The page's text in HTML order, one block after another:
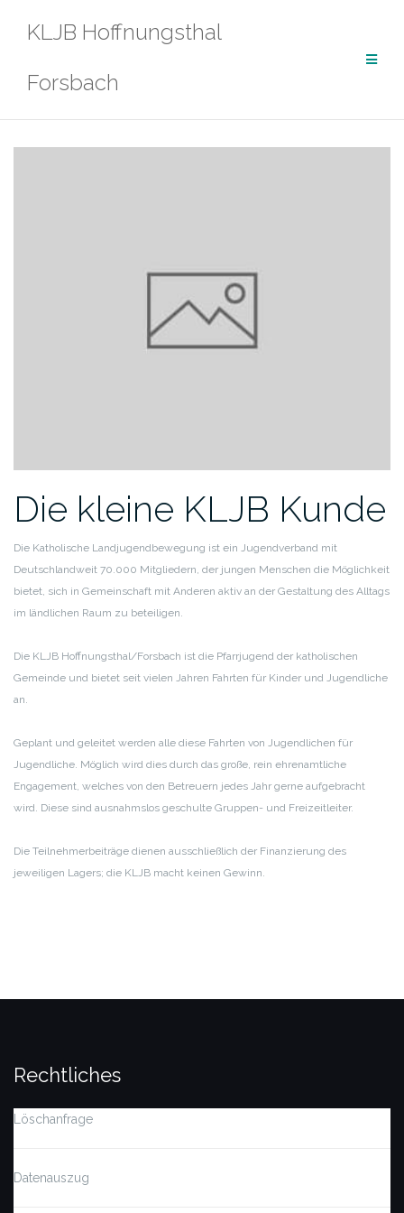
InhaltKLJB Hoffnungsthal
Forsbach
Die kleine KLJB Kunde
Die Katholische Landjugendbewegung ist ein Jugendverband mit
Deutschlandweit 70.000 Mitgliedern, der jungen Menschen die Möglichkeit
bietet, sich in Gemeinschaft mit Anderen aktiv an der Gestaltung des Alltags
im ländlichen Raum zu beteiligen.
Die KLJB Hoffnungsthal/Forsbach ist die Pfarrjugend der katholischen
Gemeinde und bietet seit vielen Jahren Fahrten für Kinder und Jugendliche
an.
Geplant und geleitet werden alle diese Fahrten von Jugendlichen für
Jugendliche. Möglich wird dies durch das große, rein ehrenamtliche
Engagement, welches von den Betreuern jedes Jahr gerne aufgebracht
wird. Diese sind ausnahmslos geschulte Gruppen- und Freizeitleiter.
Die Teilnehmerbeiträge dienen ausschließlich der Finanzierung des
jeweiligen Lagers; die KLJB macht keinen Gewinn.
Rechtliches
Löschanfrage
Datenauszug